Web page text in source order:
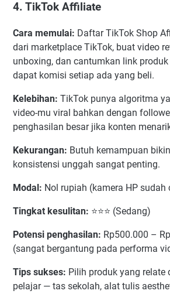
4. TikTok Affiliate
Cara memulai: Daftar TikTok Shop
dari marketplace TikTok, buat video
unboxing, dan cantumkan link
dapat komisi setiap ada yang beli.
Kelebihan: TikTok punya algoritma
video-mu viral bahkan dengan
penghasilan besar jika konten
Kekurangan: Butuh kemampuan
konsistensi unggah sangat penting.
Modal: Nol rupiah (kamera HP sudah
Tingkat kesulitan: ⭐⭐⭐ (Sedang)
Potensi penghasilan: Rp500.000 –
(sangat bergantung pada performa
Tips sukses: Pilih produk yang relate
pelajar — tas sekolah, alat tulis